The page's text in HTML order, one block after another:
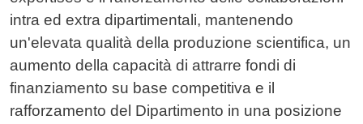
intra ed extra dipartimentali, mantenendo
un'elevata qualità della produzione scientifica, un
aumento della capacità di attrarre fondi di
finanziamento su base competitiva e il
rafforzamento del Dipartimento in una posizione